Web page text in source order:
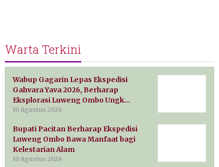
Warta Terkini
Wabup Gagarin Lepas Ekspedisi
Gahvara Yava 2026, Berharap
Eksplorasi Luweng Ombo Ungk…
10 Agustus 2026
Bupati Pacitan Berharap Ekspedisi
Luweng Ombo Bawa Manfaat bagi
Kelestarian Alam
10 Agustus 2026